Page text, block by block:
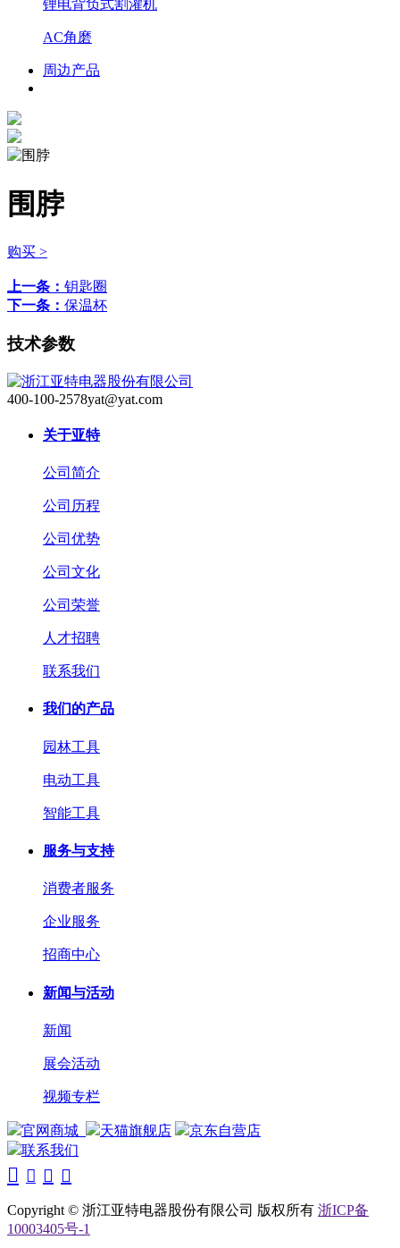
锂电背负式割灌机
AC角磨
周边产品
围脖
购买 >
上一条： 钥匙圈
下一条： 保温杯
技术参数
400-100-2578yat@yat.com
关于亚特
公司简介
公司历程
公司优势
公司文化
公司荣誉
人才招聘
联系我们
我们的产品
园林工具
电动工具
智能工具
服务与支持
消费者服务
企业服务
招商中心
新闻与活动
新闻
展会活动
视频专栏
官网商城 天猫旗舰店
京东自营店
联系我们
   
Copyright © 浙江亚特电器股份有限公司 版权所有 浙ICP备
10003405号-1